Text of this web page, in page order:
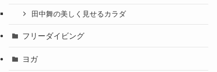
田中舞の美しく見せるカラダ
フリーダイビング
ヨガ